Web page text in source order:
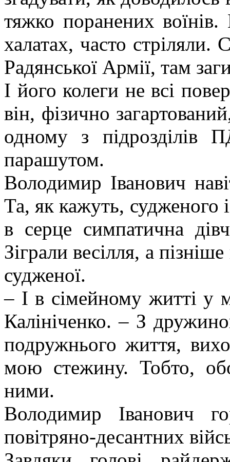
тяжко поранених
халатах, часто стріляли.
Радянської Армії, там
І його колеги не всі
він, фізично
одному з підрозділів
парашутом.
Володимир Іванович
Та, як кажуть, судженого
в серце симпатична
Зіграли весілля, а
судженої.
– І в сімейному житті у
Калініченко. – З
подружнього життя,
мою стежину. Тобто,
ними.
Володимир Іванович
повітряно-десантних